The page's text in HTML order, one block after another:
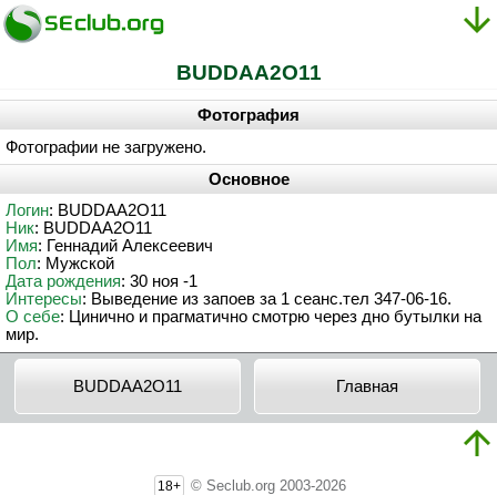
BUDDAA2O11
Фотография
Фотографии не загружено.
Основное
Логин: BUDDAA2O11
Ник: BUDDAA2O11
Имя: Геннадий Алексеевич
Пол: Мужской
Дата рождения: 30 ноя -1
Интересы: Выведение из запоев за 1 сеанс.тел 347-06-16.
О себе: Цинично и прагматично смотрю через дно бутылки на
мир.
BUDDAA2O11 Главная
18+ © Seclub.org 2003-2026